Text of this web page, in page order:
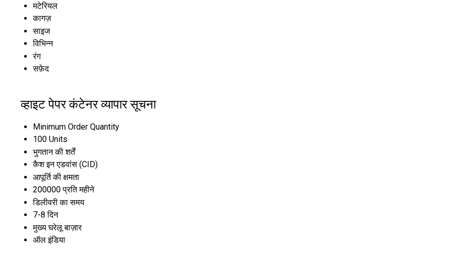
मटेरियल
कागज़
साइज
विभिन्न
रंग
सफ़ेद
व्हाइट पेपर कंटेनर व्यापार सूचना
Minimum Order Quantity
100 Units
भुगतान की शर्तें
कैश इन एडवांस (CID)
आपूर्ति की क्षमता
200000 प्रति महीने
डिलीवरी का समय
7-8 दिन
मुख्य घरेलू बाज़ार
ऑल इंडिया